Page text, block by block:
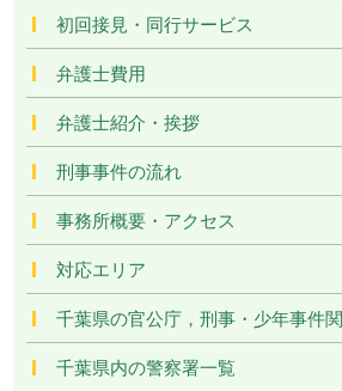
初回接見・同行サービス
弁護士費用
弁護士紹介・挨拶
刑事事件の流れ
事務所概要・アクセス
対応エリア
千葉県の官公庁，刑事・少年事件
千葉県内の警察署一覧